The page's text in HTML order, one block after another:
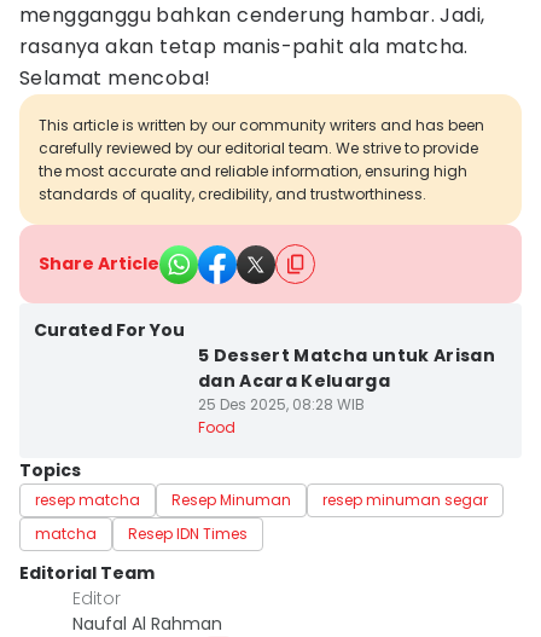
mengganggu bahkan cenderung hambar. Jadi,
rasanya akan tetap manis-pahit ala matcha.
Selamat mencoba!
This article is written by our community writers and has been
carefully reviewed by our editorial team. We strive to provide
the most accurate and reliable information, ensuring high
standards of quality, credibility, and trustworthiness.
Share Article
Curated For You
5 Dessert Matcha untuk Arisan
dan Acara Keluarga
25 Des 2025, 08:28 WIB
Food
Topics
resep matcha Resep Minuman
resep minuman segar
matcha
Resep IDN Times
Editorial Team
Editor
Naufal Al Rahman